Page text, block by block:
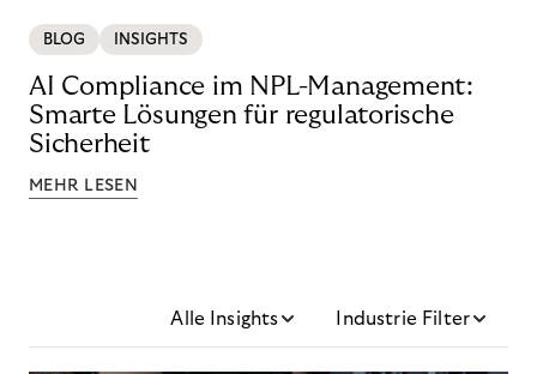
BLOG INSIGHTS
AI Compliance im NPL-Management:
Smarte Lösungen für regulatorische
Sicherheit
MEHR LESEN
Alle Insights Industrie Filter